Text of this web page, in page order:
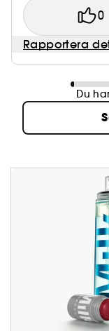
0
Rapportera
Du